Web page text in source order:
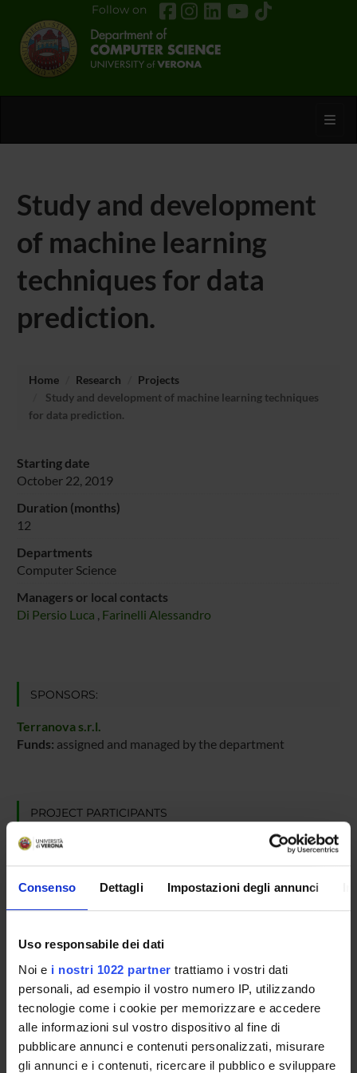
Consenso Dettagli Impostazioni degli annunci
Uso responsabile dei dati
Noi e i nostri 1022 partner trattiamo i vostri dati
personali, ad esempio il vostro numero IP, utilizzando
tecnologie come i cookie per memorizzare e accedere
alle informazioni sul vostro dispositivo al fine di
pubblicare annunci e contenuti personalizzati, misurare
gli annunci e i contenuti, ricercare il pubblico e sviluppare
Follow on
Study and development
of machine learning
techniques for data
prediction.
Home Research
Projects
Study and development of machine learning techniques
for data prediction.
Starting date
October 22, 2019
Duration (months)
12
Departments
Computer Science
Managers or local contacts
Di Persio Luca , Farinelli Alessandro
SPONSORS:
Terranova s.r.l.
Funds: assigned and managed by the department
PROJECT PARTICIPANTS
Luca Di Persio
Associate Professor
Alessandro Farinelli
Full Professor
RESEARCH AREAS INVOLVED IN THE PROJECT
Intelligenza Artificiale
Artificial intelligence